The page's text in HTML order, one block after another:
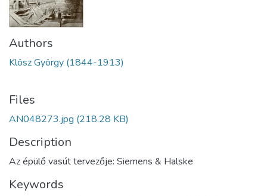
Authors
Klösz György (1844-1913)
Files
AN048273.jpg (218.28 KB)
Description
Az épülő vasút tervezője: Siemens & Halske
Keywords